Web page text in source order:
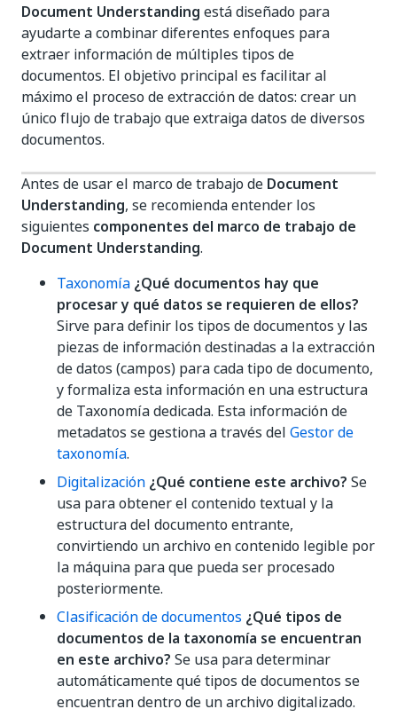
Document Understanding está diseñado para
ayudarte a combinar diferentes enfoques para
extraer información de múltiples tipos de
documentos. El objetivo principal es facilitar al
máximo el proceso de extracción de datos: crear un
único flujo de trabajo que extraiga datos de diversos
documentos.
Antes de usar el marco de trabajo de Document
Understanding, se recomienda entender los
siguientes componentes del marco de trabajo de
Document Understanding.
Taxonomía ¿Qué documentos hay que
procesar y qué datos se requieren de ellos?
Sirve para definir los tipos de documentos y las
piezas de información destinadas a la extracción
de datos (campos) para cada tipo de documento,
y formaliza esta información en una estructura
de Taxonomía dedicada. Esta información de
metadatos se gestiona a través del Gestor de
taxonomía.
Digitalización ¿Qué contiene este archivo? Se
usa para obtener el contenido textual y la
estructura del documento entrante,
convirtiendo un archivo en contenido legible por
la máquina para que pueda ser procesado
posteriormente.
Clasificación de documentos ¿Qué tipos de
documentos de la taxonomía se encuentran
en este archivo? Se usa para determinar
automáticamente qué tipos de documentos se
encuentran dentro de un archivo digitalizado.